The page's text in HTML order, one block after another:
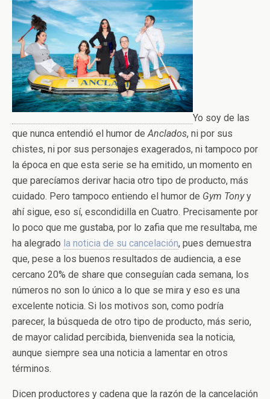
Yo soy de las
que nunca entendió el humor de Anclados, ni por sus
chistes, ni por sus personajes exagerados, ni tampoco por
la época en que esta serie se ha emitido, un momento en
que parecíamos derivar hacia otro tipo de producto, más
cuidado. Pero tampoco entiendo el humor de Gym Tonyy
ahí sigue, eso sí, escondidilla en Cuatro. Precisamente por
lo poco que me gustaba, por lo zafia que me resultaba, me
ha alegrado la noticia de su cancelación, pues demuestra
que, pese a los buenos resultados de audiencia, a ese
cercano 20% de share que conseguían cada semana, los
números no son lo único a lo que se mira y eso es una
excelente noticia. Si los motivos son, como podría
parecer, la búsqueda de otro tipo de producto, más serio,
de mayor calidad percibida, bienvenida sea la noticia,
aunque siempre sea una noticia a lamentar en otros
términos.
Dicen productores y cadena que la razón de la cancelación